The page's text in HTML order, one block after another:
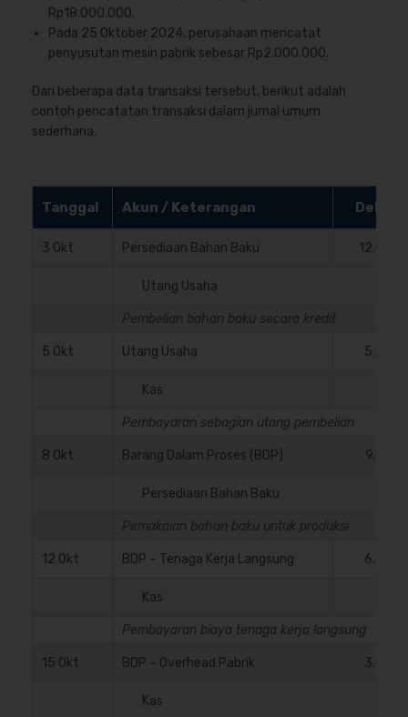
Rp18.000.000.
Pada 25 Oktober 2024, perusahaan mencatat
penyusutan mesin pabrik sebesar Rp2.000.000.
Dari beberapa data transaksi tersebut, berikut adalah
contoh pencatatan transaksi dalam jurnal umum
sederhana.
Tanggal Akun / Keterangan Debit
3 Okt Persediaan Bahan Baku
Utang Usaha
Pembelian bahan baku secara kredit
5 Okt Utang Usaha
Kas
Pembayaran sebagian utang pembelian
8 Okt Barang Dalam Proses (BDP)
Persediaan Bahan Baku
Pemakaian bahan baku untuk produksi
12 Okt BDP – Tenaga Kerja Langsung
Kas
Pembayaran biaya tenaga kerja langsung
15 Okt BDP – Overhead Pabrik
Kas